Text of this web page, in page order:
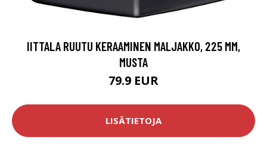
IITTALA RUUTU KERAAMINEN MALJAKKO, 225 MM,
MUSTA
79.9 EUR
LISÄTIETOJA